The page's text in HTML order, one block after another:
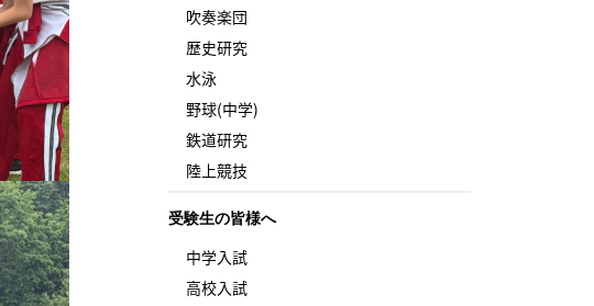
吹奏楽団
歴史研究
水泳
野球(中学)
鉄道研究
陸上競技
受験生の皆様へ
中学入試
高校入試